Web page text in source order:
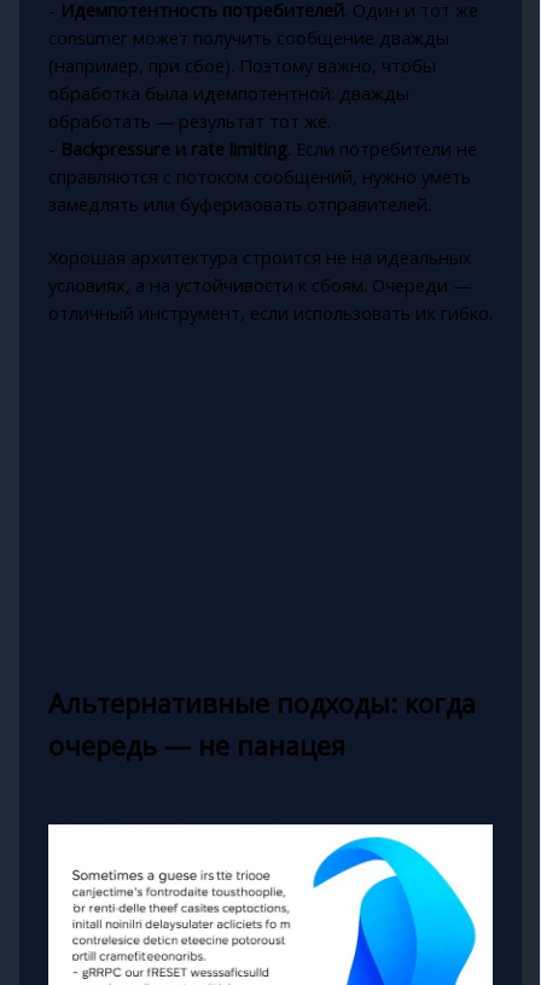
- Идемпотентность потребителей. Один и тот же
consumer может получить сообщение дважды
(например, при сбое). Поэтому важно, чтобы
обработка была идемпотентной: дважды
обработать — результат тот же.
- Backpressure и rate limiting. Если потребители не
справляются с потоком сообщений, нужно уметь
замедлять или буферизовать отправителей.
Хорошая архитектура строится не на идеальных
условиях, а на устойчивости к сбоям. Очереди —
отличный инструмент, если использовать их гибко.
Альтернативные подходы: когда
очередь — не панацея